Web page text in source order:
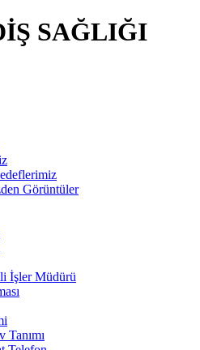
SAĞLIĞI
Görüntüler
İşler Müdürü
Tanımı